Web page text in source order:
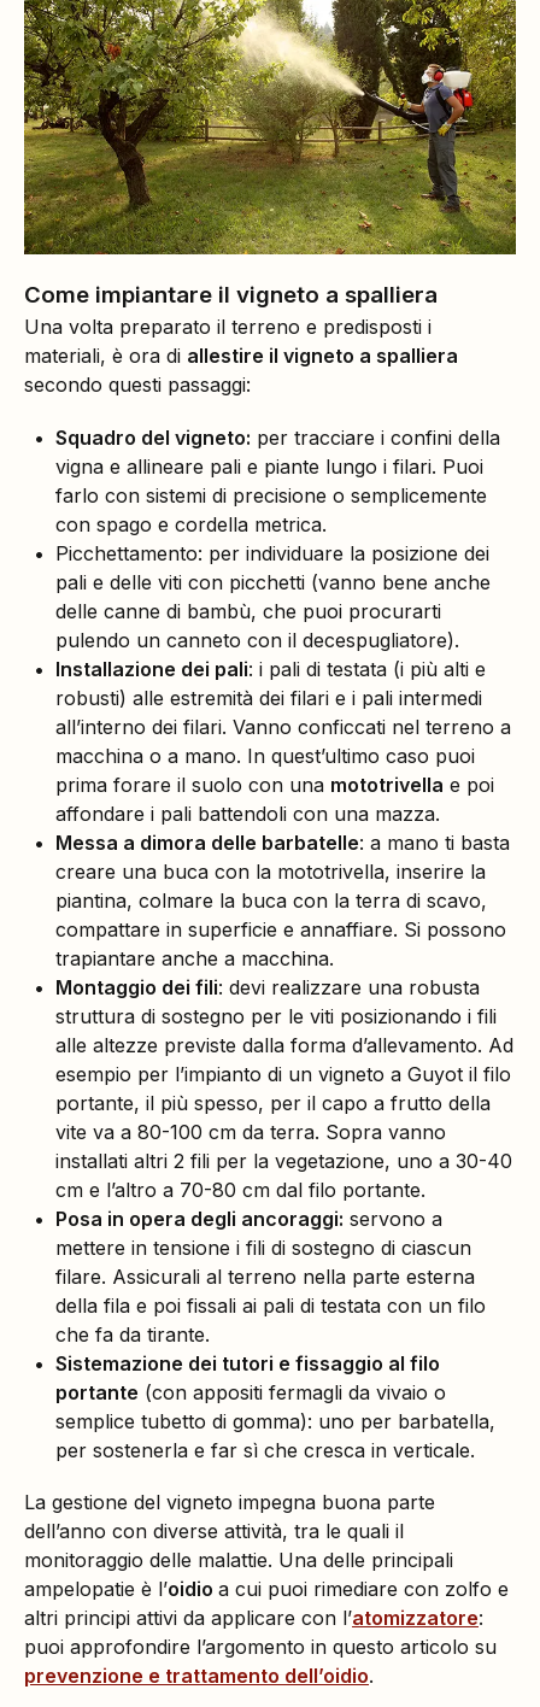
Come impiantare il vigneto a spalliera
Una volta preparato il terreno e predisposti i
materiali, è ora di allestire il vigneto a spalliera
secondo questi passaggi:
Squadro del vigneto: per tracciare i confini della
vigna e allineare pali e piante lungo i filari. Puoi
farlo con sistemi di precisione o semplicemente
con spago e cordella metrica.
Picchettamento: per individuare la posizione dei
pali e delle viti con picchetti (vanno bene anche
delle canne di bambù, che puoi procurarti
pulendo un canneto con il decespugliatore).
Installazione dei pali: i pali di testata (i più alti e
robusti) alle estremità dei filari e i pali intermedi
all’interno dei filari. Vanno conficcati nel terreno a
macchina o a mano. In quest’ultimo caso puoi
prima forare il suolo con una mototrivella e poi
affondare i pali battendoli con una mazza.
Messa a dimora delle barbatelle: a mano ti basta
creare una buca con la mototrivella, inserire la
piantina, colmare la buca con la terra di scavo,
compattare in superficie e annaffiare. Si possono
trapiantare anche a macchina.
Montaggio dei fili: devi realizzare una robusta
struttura di sostegno per le viti posizionando i fili
alle altezze previste dalla forma d’allevamento. Ad
esempio per l’impianto di un vigneto a Guyot il filo
portante, il più spesso, per il capo a frutto della
vite va a 80-100 cm da terra. Sopra vanno
installati altri 2 fili per la vegetazione, uno a 30-40
cm e l’altro a 70-80 cm dal filo portante.
Posa in opera degli ancoraggi: servono a
mettere in tensione i fili di sostegno di ciascun
filare. Assicurali al terreno nella parte esterna
della fila e poi fissali ai pali di testata con un filo
che fa da tirante.
Sistemazione dei tutori e fissaggio al filo
portante (con appositi fermagli da vivaio o
semplice tubetto di gomma): uno per barbatella,
per sostenerla e far sì che cresca in verticale.
La gestione del vigneto impegna buona parte
dell’anno con diverse attività, tra le quali il
monitoraggio delle malattie. Una delle principali
ampelopatie è l’oidio a cui puoi rimediare con zolfo e
altri principi attivi da applicare con l’atomizzatore:
puoi approfondire l’argomento in questo articolo su
prevenzione e trattamento dell’oidio.